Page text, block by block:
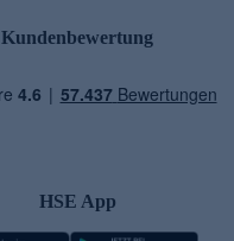
Kundenbewertung
HSE App